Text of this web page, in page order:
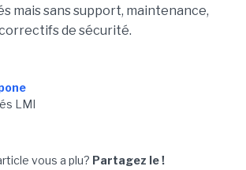
mais sans support, maintenance,
de sécurité.
LMI
vous a plu? Partagez le !